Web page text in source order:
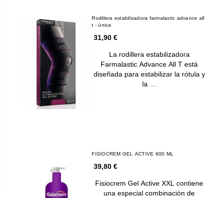
Rodillera estabilizadora farmalastic advance all
t - única
31,90 €
La rodillera estabilizadora
Farmalastic Advance All T está
diseñada para estabilizar la rótula y
la …
FISIOCREM GEL ACTIVE 600 ML
39,80 €
Fisiocrem Gel Active XXL contiene
una especial combinación de